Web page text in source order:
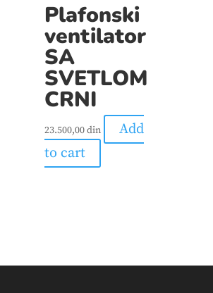
Plafonski
ventilator
SA
SVETLOM
CRNI
23.500,00din
Add
to cart